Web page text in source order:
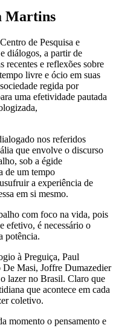
Martins
de Pesquisa e
diálogos, a partir de
recentes e reflexões sobre
livre e ócio em suas
regida por
uma efetividade pautada
nos referidos
que envolve o discurso
sob a égide
de um tempo
a experiência de
em si mesmo.
com foco na vida, pois
efetivo, é necessário o
potência.
à Preguiça, Paul
Masi, Joffre Dumazedier
lazer no Brasil. Claro que
que acontece em cada
coletivo.
momento o pensamento e